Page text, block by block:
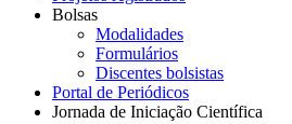
Bolsas
Modalidades
Formulários
Discentes bolsistas
Portal de Periódicos
Jornada de Iniciação Científica